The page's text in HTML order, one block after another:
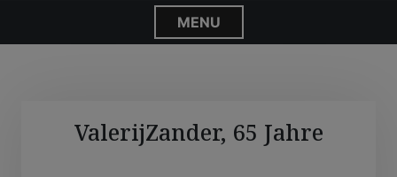
n
t
MENU
ValerijZander, 65 Jahre